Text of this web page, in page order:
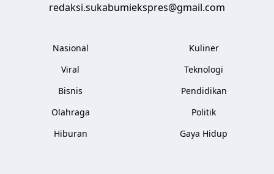
redaksi.sukabumiekspres@gmail.com
Nasional
Viral
Bisnis
Olahraga
Hiburan
Kuliner
Teknologi
Pendidikan
Politik
Gaya Hidup